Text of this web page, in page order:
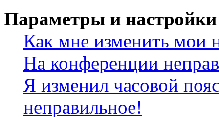
Параметры и настройки
Как мне изменить мои
На конференции
Я изменил часовой
неправильное!